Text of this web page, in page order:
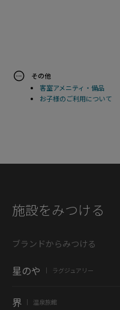
その他
客室アメニティ・備品
お子様のご利用について
施設をみつける
ブランドからみつける
星のや ラグジュアリー
界 温泉旅館